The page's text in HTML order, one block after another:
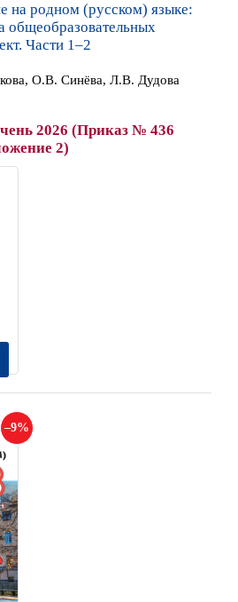
на родном (русском) языке:
общеобразовательных
Части 1–2
О.В. Синёва, Л.В. Дудова
2026 (Приказ № 436
2)
9